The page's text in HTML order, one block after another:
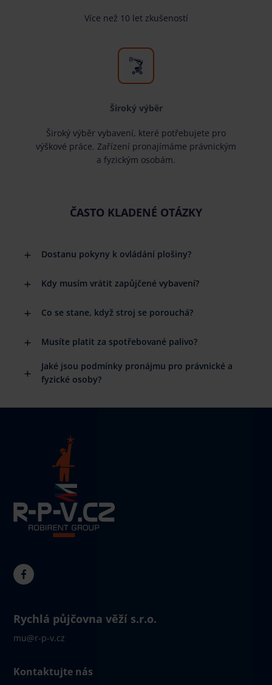
Více než 10 let zkušeností
Široký výběr
Široký výběr vybavení, které potřebujete pro
výškové práce. Zařízení pronajímáme právnickým
a fyzickým osobám.
ČASTO KLADENÉ OTÁZKY
Dostanu pokyny k ovládání plošiny?
Kdy musím vrátit zapůjčené vybavení?
Co se stane, když stroj se porouchá?
Musíte platit za spotřebované palivo?
Jaké jsou podmínky pronájmu pro právnické a
fyzické osoby?
Rychlá půjčovna věží s.r.o.
mu@r-p-v.cz
Kontaktujte nás